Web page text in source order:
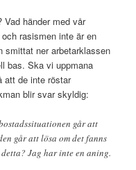
händer med vår
rasismen inte är en
smittat ner arbetarklassen
bas. Ska vi uppmana
att de inte röstar
blir svar skyldig:
går att
går att lösa om det fanns
Jag har inte en aning.